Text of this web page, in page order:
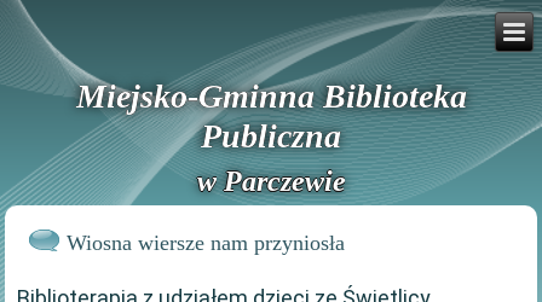
Miejsko-Gminna Biblioteka
Publiczna
w Parczewie
Wiosna wiersze nam przyniosła